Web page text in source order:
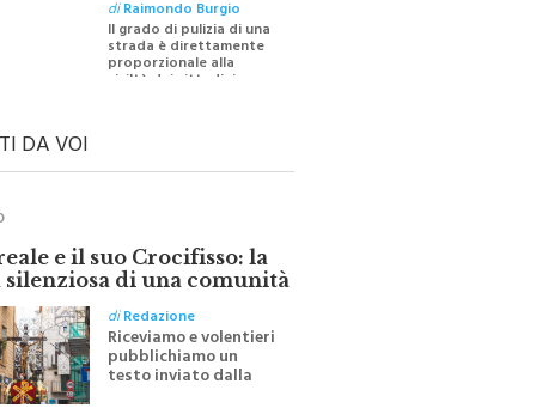
diRaimondo Burgio
Il grado di pulizia di una
strada è direttamente
proporzionale alla
DA VOI
e il suo Crocifisso: la
silenziosa di una comunità
diRedazione
Riceviamo e volentieri
pubblichiamo un
testo inviato dalla